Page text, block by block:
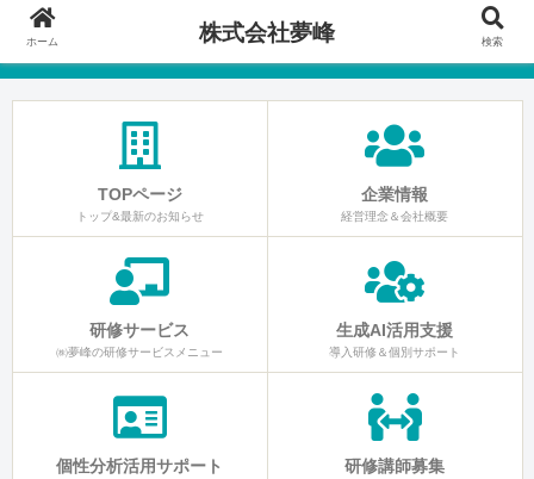
TOPページ
トップ&最新のお知らせ
企業情報
経営理念＆会社概要
研修サービス
㈱夢峰の研修サービスメニュー
生成AI活用支援
導入研修＆個別サポート
個性分析活用サポート 研修講師募集
ホーム 株式会社夢峰 検索